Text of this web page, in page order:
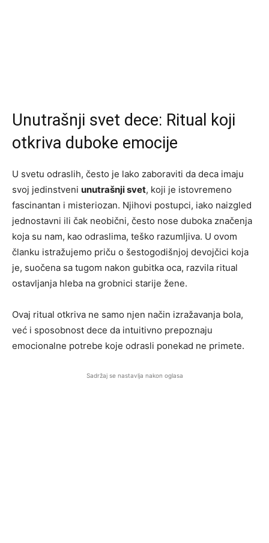
Unutrašnji svet dece: Ritual koji
otkriva duboke emocije
U svetu odraslih, često je lako zaboraviti da deca imaju
svoj jedinstveni unutrašnji svet, koji je istovremeno
fascinantan i misteriozan. Njihovi postupci, iako naizgled
jednostavni ili čak neobični, često nose duboka značenja
koja su nam, kao odraslima, teško razumljiva. U ovom
članku istražujemo priču o šestogodišnjoj devojčici koja
je, suočena sa tugom nakon gubitka oca, razvila ritual
ostavljanja hleba na grobnici starije žene.
Ovaj ritual otkriva ne samo njen način izražavanja bola,
već i sposobnost dece da intuitivno prepoznaju
emocionalne potrebe koje odrasli ponekad ne primete.
Sadržaj se nastavlja nakon oglasa